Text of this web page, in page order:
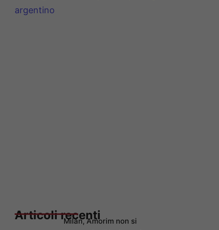
argentino
Articoli recentiMilan, Amorim non si